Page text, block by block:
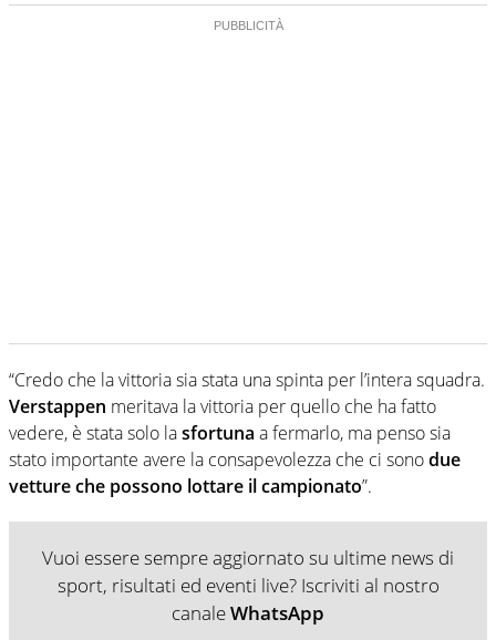
“Credo che la vittoria sia stata una spinta per l’intera squadra.
Verstappen meritava la vittoria per quello che ha fatto
vedere, è stata solo lasfortuna a fermarlo, ma penso sia
stato importante avere la consapevolezza che ci sonodue
vetture che possono lottare il campionato”.
Vuoi essere sempre aggiornato su ultime news di
sport, risultati ed eventi live? Iscriviti al nostro
canaleWhatsApp